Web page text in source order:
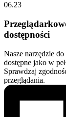
06.23
dostępności
Nasze narzędzie
dostępne jako w
Sprawdzaj
przeglądania.